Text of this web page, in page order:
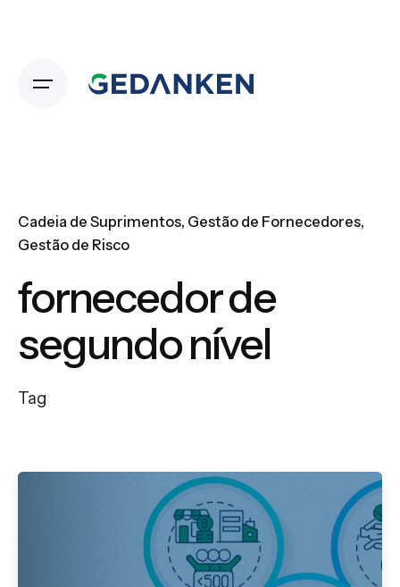
Cadeia de Suprimentos Gestão de Fornecedores
Gestão de Risco
fornecedor de
segundo nível
Tag